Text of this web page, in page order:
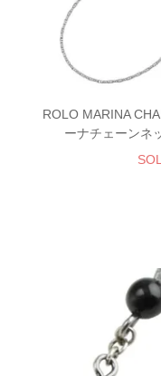
ROLO MARINA
ーナチェーンネ